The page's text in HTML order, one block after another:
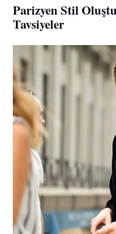
Parizyen Stil
Tavsiyeler